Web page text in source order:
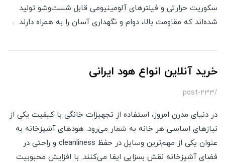
سکوریت حرارتی و فیلترهای آلومینیومی قابل شست‌وشو تولید
شده‌اند که مقاومت بالا، دوام و نگهداری آسان را به همراه دارند .
خرید آنلاین انواع هود ایرانی
/post-233
در دنیای مدرن امروز، استفاده از تجهیزات خانگی با کیفیت یکی از
نیازهای اساسی هر خانه به شمار می‌رود. هودهای آشپزخانه به
عنوان یکی از مهم‌ترین وسایل در حفظ cleanliness و راحتی در
فضای آشپزخانه نقش بسزایی ایفا می‌کنند. با افزایش محبوبیت